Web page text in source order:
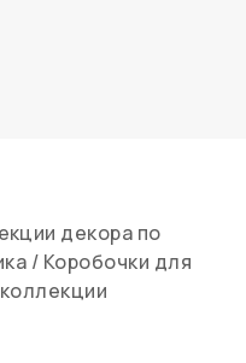
декора по
/ Коробочки для